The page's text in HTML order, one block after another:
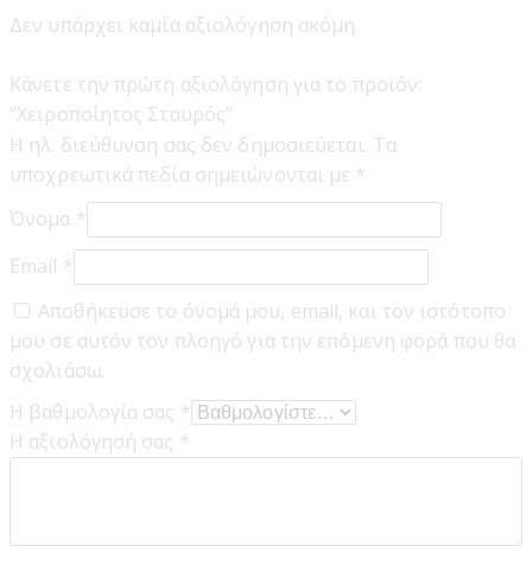
Δεν υπάρχει καμία αξιολόγηση ακόμη.
Κάνετε την πρώτη αξιολόγηση για το προϊόν:
“Χειροποίητος Σταυρός”
Η ηλ. διεύθυνση σας δεν δημοσιεύεται. Τα
υποχρεωτικά πεδία σημειώνονται με *
Όνομα *
Email *
Αποθήκευσε το όνομά μου, email, και τον ιστότοπο
μου σε αυτόν τον πλοηγό για την επόμενη φορά που θα
σχολιάσω.
Η βαθμολογία σας *
Η αξιολόγησή σας *